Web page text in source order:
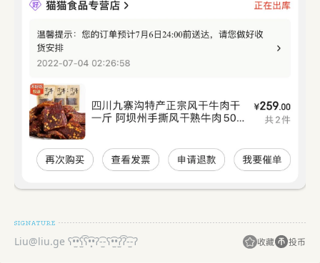
Liu@liu.ge ʕ•̫͡•ʕ̫͡ʕ•͓͡•ʔ-̫͡-ʕ•̫͡•ʔ̫͡ʔ-̫͡-ʔ 收藏 投币